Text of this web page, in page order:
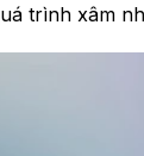
trình xâm